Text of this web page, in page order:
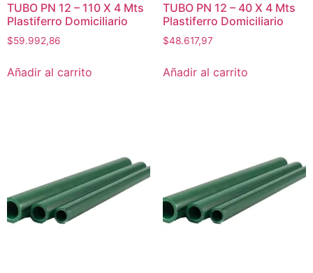
TUBO PN 12 – 110 X 4 Mts
Plastiferro Domiciliario
$59.992,86
Añadir al carrito
TUBO PN 12 – 40 X 4 Mts
Plastiferro Domiciliario
$48.617,97
Añadir al carrito